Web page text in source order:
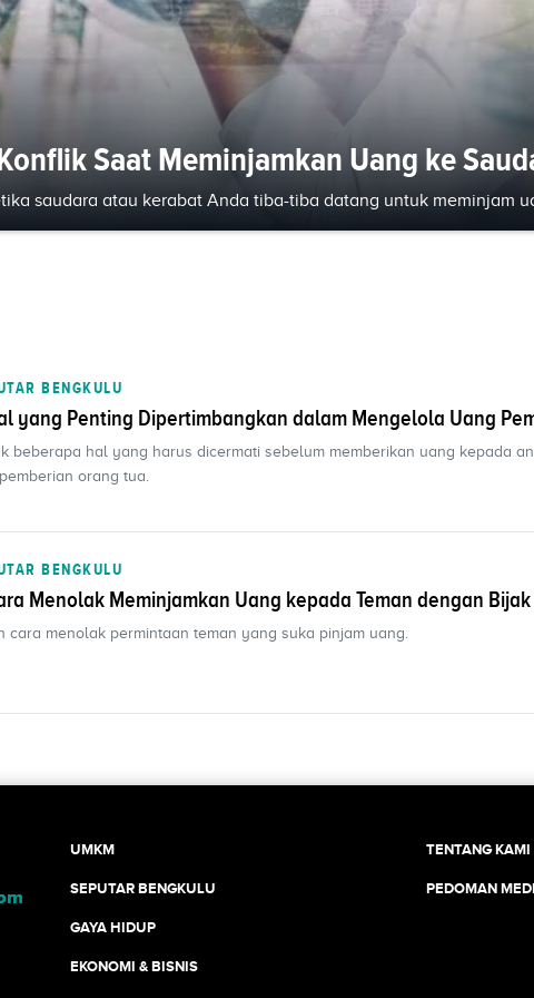
Saat Meminjamkan Uang ke
saudara atau kerabat Anda tiba-tiba datang untuk meminjam
BENGKULU
yang Penting Dipertimbangkan dalam Mengelola Uang
beberapa hal yang harus dicermati sebelum memberikan uang kepada
orang tua.
BENGKULU
Menolak Meminjamkan Uang kepada Teman dengan Bijak
cara menolak permintaan teman yang suka pinjam uang.
UMKM
SEPUTAR BENGKULU
GAYA HIDUP
EKONOMI & BISNIS
TENTANG KAMI
PEDOMAN